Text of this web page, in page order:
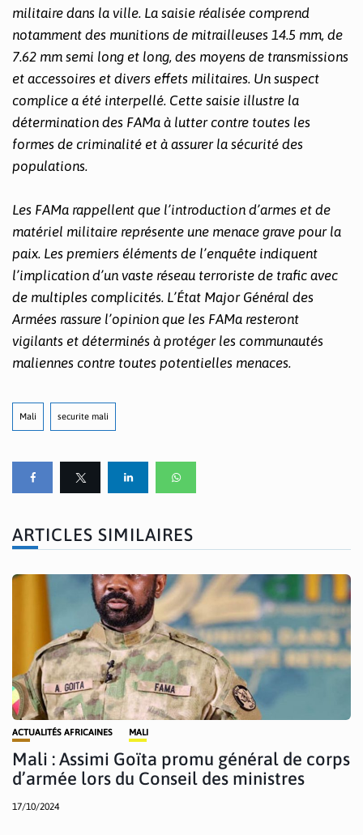
militaire dans la ville. La saisie réalisée comprend
notamment des munitions de mitrailleuses 14.5 mm, de
7.62 mm semi long et long, des moyens de transmissions
et accessoires et divers effets militaires. Un suspect
complice a été interpellé. Cette saisie illustre la
détermination des FAMa à lutter contre toutes les
formes de criminalité et à assurer la sécurité des
populations.
Les FAMa rappellent que l’introduction d’armes et de
matériel militaire représente une menace grave pour la
paix. Les premiers éléments de l’enquête indiquent
l’implication d’un vaste réseau terroriste de trafic avec
de multiples complicités. L’État Major Général des
Armées rassure l’opinion que les FAMa resteront
vigilants et déterminés à protéger les communautés
maliennes contre toutes potentielles menaces.
Mali securite mali
ARTICLES SIMILAIRES
ACTUALITÉS AFRICAINES MALI
Mali : Assimi Goïta promu général de corps
d’armée lors du Conseil des ministres
17/10/2024